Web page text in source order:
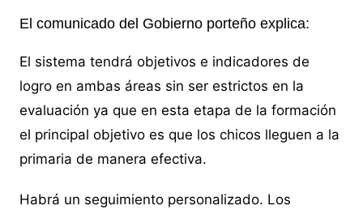
El comunicado del Gobierno porteño explica:
El sistema tendrá objetivos e indicadores de
logro en ambas áreas sin ser estrictos en la
evaluación ya que en esta etapa de la formación
el principal objetivo es que los chicos lleguen a la
primaria de manera efectiva.
Habrá un seguimiento personalizado. Los